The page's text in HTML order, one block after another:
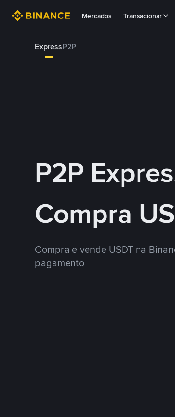
Mercados Transacionar
ExpressP2P
P2P
Compra
Compra e vende USDT na
pagamento